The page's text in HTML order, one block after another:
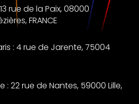
rue de la Paix, 08000
FRANCE
: 4 rue de Jarente, 75004
: 22 rue de Nantes, 59000 Lille,